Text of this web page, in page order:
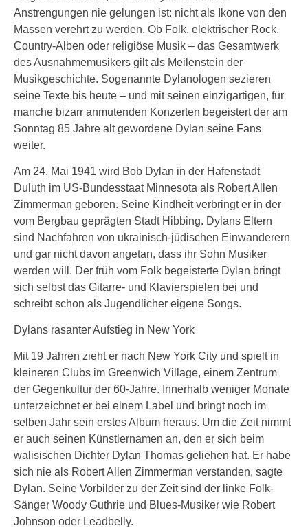
Anstrengungen nie gelungen ist: nicht als Ikone von den
Massen verehrt zu werden. Ob Folk, elektrischer Rock,
Country-Alben oder religiöse Musik – das Gesamtwerk
des Ausnahmemusikers gilt als Meilenstein der
Musikgeschichte. Sogenannte Dylanologen sezieren
seine Texte bis heute – und mit seinen einzigartigen, für
manche bizarr anmutenden Konzerten begeistert der am
Sonntag 85 Jahre alt gewordene Dylan seine Fans
weiter.
Am 24. Mai 1941 wird Bob Dylan in der Hafenstadt
Duluth im US-Bundesstaat Minnesota als Robert Allen
Zimmerman geboren. Seine Kindheit verbringt er in der
vom Bergbau geprägten Stadt Hibbing. Dylans Eltern
sind Nachfahren von ukrainisch-jüdischen Einwanderern
und gar nicht davon angetan, dass ihr Sohn Musiker
werden will. Der früh vom Folk begeisterte Dylan bringt
sich selbst das Gitarre- und Klavierspielen bei und
schreibt schon als Jugendlicher eigene Songs.
Dylans rasanter Aufstieg in New York
Mit 19 Jahren zieht er nach New York City und spielt in
kleineren Clubs im Greenwich Village, einem Zentrum
der Gegenkultur der 60-Jahre. Innerhalb weniger Monate
unterzeichnet er bei einem Label und bringt noch im
selben Jahr sein erstes Album heraus. Um die Zeit nimmt
er auch seinen Künstlernamen an, den er sich beim
walisischen Dichter Dylan Thomas geliehen hat. Er habe
sich nie als Robert Allen Zimmerman verstanden, sagte
Dylan. Seine Vorbilder zu der Zeit sind der linke Folk-
Sänger Woody Guthrie und Blues-Musiker wie Robert
Johnson oder Leadbelly.